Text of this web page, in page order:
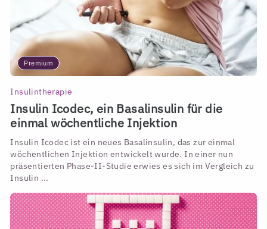
Premium
Insulintherapie
Insulin Icodec, ein Basalinsulin für die
einmal wöchentliche Injektion
Insulin Icodec ist ein neues Basalinsulin, das zur einmal
wöchentlichen Injektion entwickelt wurde. In einer nun
präsentierten Phase-II-Studie erwies es sich im Vergleich zu
Insulin ...